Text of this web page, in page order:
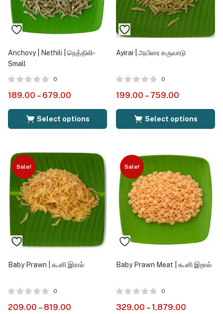
Anchovy | Nethili | நெத்திலி-
Small
0
189.00 – 679.00
Select options
Ayirai | அயிரை கருவாடு
0
199.00 – 759.00
Select options
Sale!
Baby Prawn | கூனி இரால்
0
209.00 – 819.00
Sale!
Baby Prawn Meat | கூனி இறால்
0
329.00 – 1,879.00